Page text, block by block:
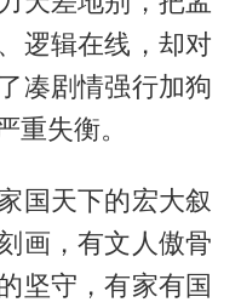
逻辑在线，却对
凑剧情强行加狗
重失衡。
国天下的宏大叙
画，有文人傲骨
坚守，有家有国